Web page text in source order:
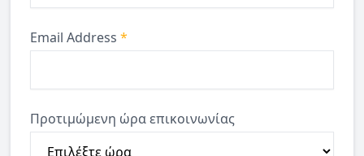
Email Address *
Προτιμώμενη ώρα επικοινωνίας